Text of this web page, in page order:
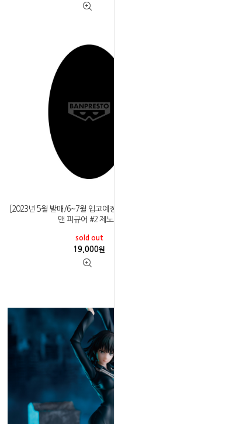
[2023년 5월 발매/6~7월 입고예정]반프레스토 원펀
맨 피규어 #2 제노스
sold out
19,000원